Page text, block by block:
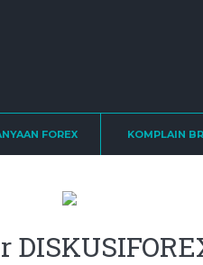
FOREX KOMPLAIN